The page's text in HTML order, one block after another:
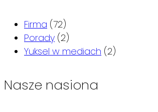
Firma (72)
Porady (2)
Yuksel w mediach (2)
Nasze nasiona